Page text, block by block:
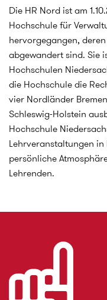
Die HR Nord ist am
Hochschule für
hervorgegangen,
abgewandert sind. Sie
Hochschulen
die Hochschule die
vier Nordländer
Schleswig-Holstein
Hochschule
Lehrveranstaltungen
persönliche
Lehrenden.